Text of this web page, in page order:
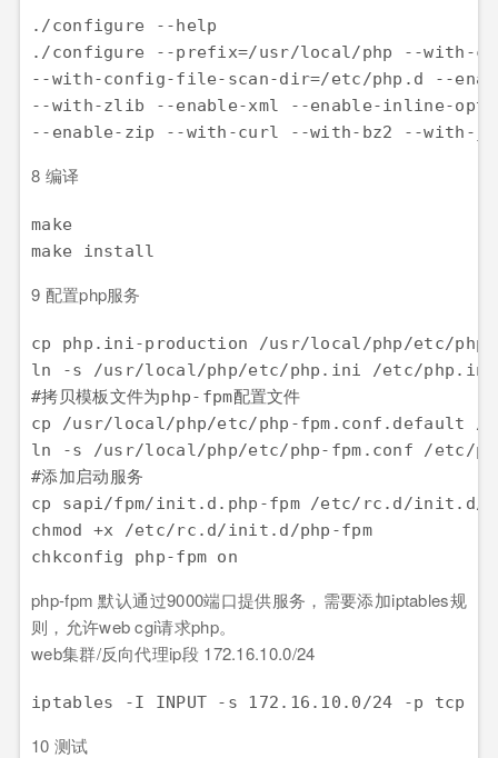
./configure --help
./configure --prefix=/usr/local/php --with-
--with-config-file-scan-dir=/etc/php.d --
--with-zlib --enable-xml --enable-inline-
8 编译
make
9 配置php服务
cp php.ini-production /usr/local/php/etc/
ln -s /usr/local/php/etc/php.ini /etc/php.ini
#拷贝模板文件为php-fpm配置文件
cp /usr/local/php/etc/php-fpm.conf.default /
ln -s /usr/local/php/etc/php-fpm.conf /etc/
#添加启动服务
cp sapi/fpm/init.d.php-fpm /etc/rc.d/init.d/
chmod +x /etc/rc.d/init.d/php-fpm
php-fpm 默认通过9000端口提供服务，需要添加iptables规
则，允许web cgi请求php。
web集群/反向代理ip段 172.16.10.0/24
10 测试